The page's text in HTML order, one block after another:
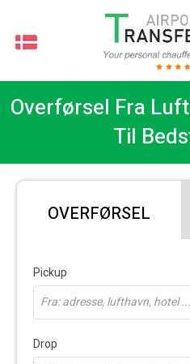
Overførsel Fra
Til
OVERFØRSEL
Pickup
Fra: adresse, lufthavn, hotel ...
Drop